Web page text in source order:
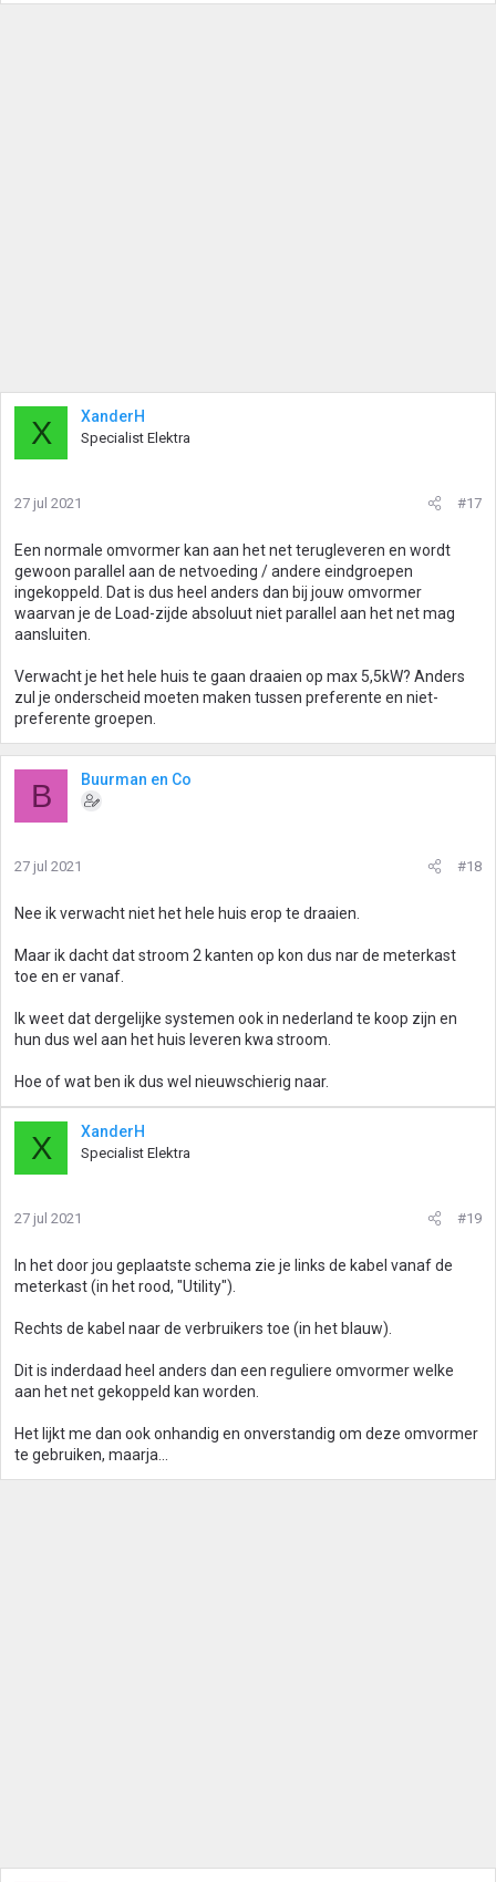
X XanderH
Specialist Elektra
27 jul 2021 #17
Een normale omvormer kan aan het net terugleveren en wordt
gewoon parallel aan de netvoeding / andere eindgroepen
ingekoppeld. Dat is dus heel anders dan bij jouw omvormer
waarvan je de Load-zijde absoluut niet parallel aan het net mag
aansluiten.
Verwacht je het hele huis te gaan draaien op max 5,5kW? Anders
zul je onderscheid moeten maken tussen preferente en niet-
preferente groepen.
B Buurman en Co
27 jul 2021 #18
Nee ik verwacht niet het hele huis erop te draaien.
Maar ik dacht dat stroom 2 kanten op kon dus nar de meterkast
toe en er vanaf.
Ik weet dat dergelijke systemen ook in nederland te koop zijn en
hun dus wel aan het huis leveren kwa stroom.
Hoe of wat ben ik dus wel nieuwschierig naar.
X XanderH
Specialist Elektra
27 jul 2021 #19
In het door jou geplaatste schema zie je links de kabel vanaf de
meterkast (in het rood, "Utility").
Rechts de kabel naar de verbruikers toe (in het blauw).
Dit is inderdaad heel anders dan een reguliere omvormer welke
aan het net gekoppeld kan worden.
Het lijkt me dan ook onhandig en onverstandig om deze omvormer
te gebruiken, maarja...